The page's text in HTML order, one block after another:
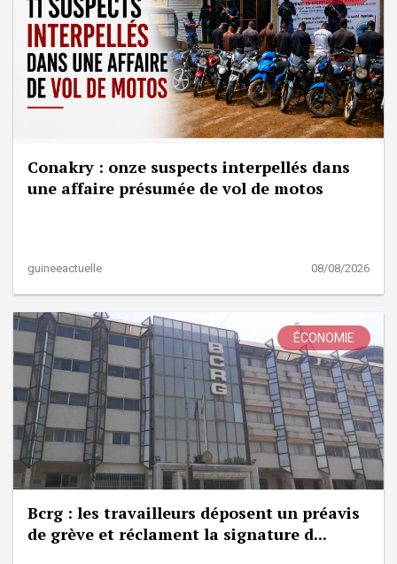
Conakry : onze suspects interpellés dans
une affaire présumée de vol de motos
guineeactuelle 08/08/2026
ÉCONOMIE
Bcrg : les travailleurs déposent un préavis
de grève et réclament la signature d...